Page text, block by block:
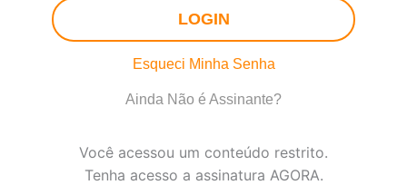
LOGIN
Esqueci Minha Senha
Ainda Não é Assinante?
Você acessou um conteúdo restrito.
Tenha acesso a assinatura AGORA.